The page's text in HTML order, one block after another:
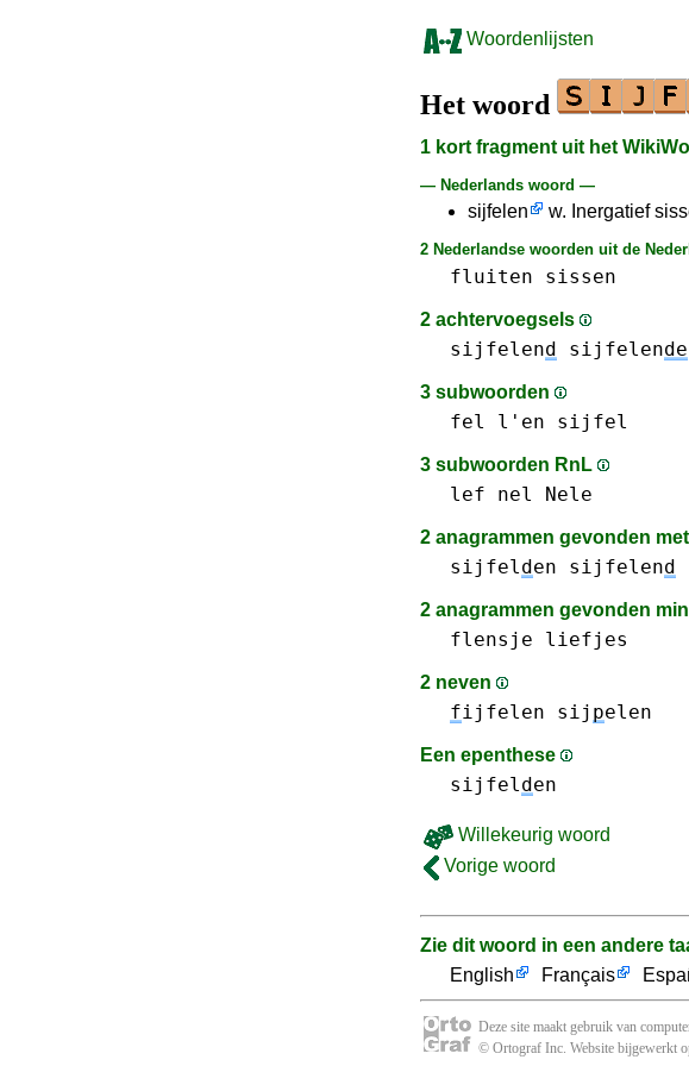
Woordenlijsten
Het woord
1 kort fragment uit het
— Nederlands woord —
sijfelen w. Inergatief
2 Nederlandse woorden uit de
fluiten sissen
2 achtervoegsels
sijfelend sijfelende
3 subwoorden
fel l'en sijfel
3 subwoorden RnL
lef nel Nele
2 anagrammen gevonden
sijfelden sijfelend
2 anagrammen gevonden
flensje liefjes
2 neven
fijfelen sij pelen
Een epenthese
sijfelden
Willekeurig woord
Vorige woord
Zie dit woord in een andere
English
Français
Deze site maakt gebruik van
© Ortograf Inc. Website bijgewerkt